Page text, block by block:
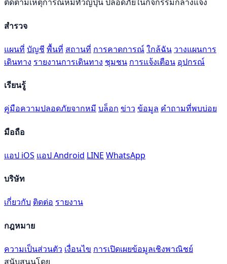
สำรวจ
แผนที่ บัญชี พื้นที่ สถานที่ การคาดการณ์ใกล้ฉัน วางแผนการ
เดินทาง รายงานการเดินทาง ชุมชน การแจ้งเตือน อุปกรณ์
เรียนรู้
คู่มือความปลอดภัยจากหมี บล็อก ข่าว ข้อมูล คำถามที่พบบ่อย
มือถือ
แอป iOS แอป Android LINE WhatsApp
บริษัท
เกี่ยวกับ ติดต่อ รายงาน
กฎหมาย
ความเป็นส่วนตัว เงื่อนไข การเปิดเผยข้อมูลเชิงพาณิชย์
สนับสนุนโดย